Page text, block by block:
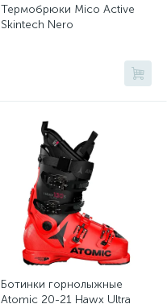
Термобрюки Mico Active
Skintech Nero
Ботинки горнолыжные
Atomic 20-21 Hawx Ultra